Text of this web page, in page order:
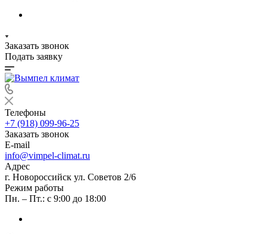
Заказать звонок
Подать заявку
Телефоны
+7 (918) 099-96-25
Заказать звонок
E-mail
info@vimpel-climat.ru
Адрес
г. Новороссийск ул. Советов 2/6
Режим работы
Пн. – Пт.: с 9:00 до 18:00